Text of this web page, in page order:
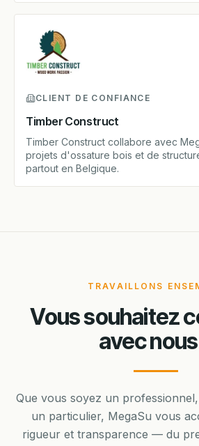
CLIENT DE CONFIANCE
Timber Construct
Timber Construct collabore avec
projets d'ossature bois et de
partout en Belgique.
TRAVAILLONS
Vous souhaitez
avec
Que vous soyez un
un particulier, MegaSu vous
rigueur et transparence — du